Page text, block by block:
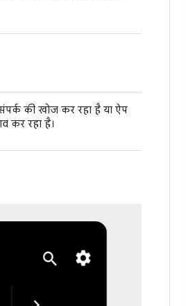
की खोज कर रहा है या ऐप
कर रहा है।